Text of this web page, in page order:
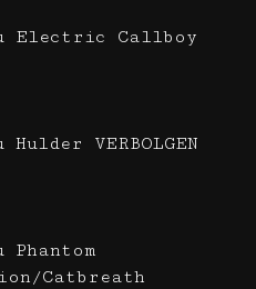
Electric Callboy
VERBOLGEN
Catbreath